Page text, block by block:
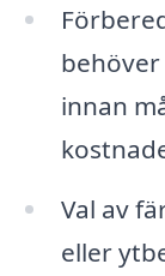
innan
Val av
eller